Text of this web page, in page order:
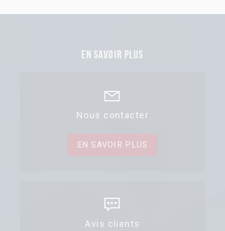
En savoir plus
Nous contacter
EN SAVOIR PLUS
Avis clients